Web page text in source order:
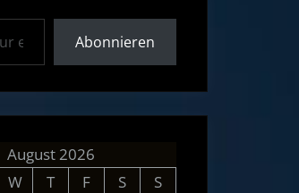
Abonnieren
August 2026
W T F S
S